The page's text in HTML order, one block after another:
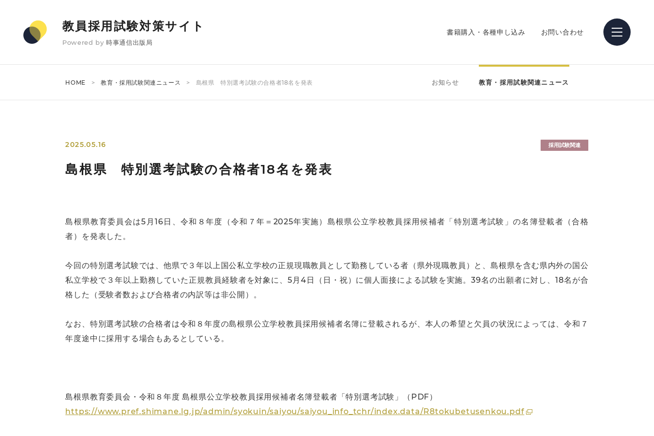
教員採用試験対策サイト
Powered by 時事通信出版局
書籍購入・各種申し込み お問い合わせ
HOME 教育・採用試験関連ニュース 島根県 特別選考試験の合格者18名を発表 お知らせ 教育・採用試験関連ニュース
2025.05.16 採用試験関連
島根県 特別選考試験の合格者18名を発表
島根県教育委員会は5月16日、令和８年度（令和７年＝2025年実施）島根県公立学校教員採用候補者「特別選考試験」の名簿登載者（合格
者）を発表した。
今回の特別選考試験では、他県で３年以上国公私立学校の正規現職教員として勤務している者（県外現職教員）と、島根県を含む県内外の国公
私立学校で３年以上勤務していた正規教員経験者を対象に、5月4日（日・祝）に個人面接による試験を実施。39名の出願者に対し、18名が合
格した（受験者数および合格者の内訳等は非公開）。
なお、特別選考試験の合格者は令和８年度の島根県公立学校教員採用候補者名簿に登載されるが、本人の希望と欠員の状況によっては、令和７
年度途中に採用する場合もあるとしている。
島根県教育委員会・令和８年度 島根県公立学校教員採用候補者名簿登載者「特別選考試験」（PDF）
https://www.pref.shimane.lg.jp/admin/syokuin/saiyou/saiyou_info_tchr/index.data/R8tokubetusenkou.pdf